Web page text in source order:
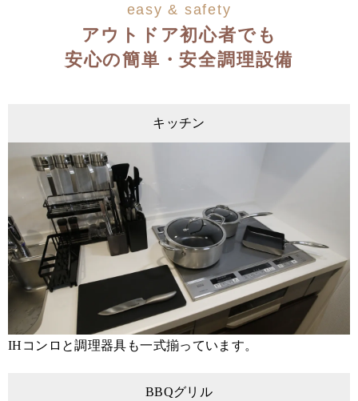
easy & safety
アウトドア初心者でも
安心の簡単・安全調理設備
キッチン
IHコンロと調理器具も一式揃っています。
BBQグリル